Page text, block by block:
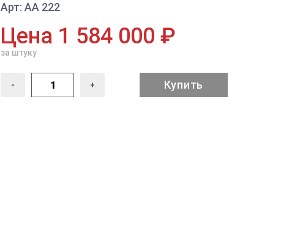
Арт: АА 222
Цена 1 584 000 ₽
за штуку
- + Купить